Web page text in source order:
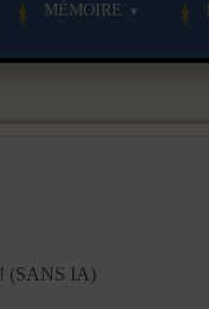
MÉMOIRE
(SANS IA)